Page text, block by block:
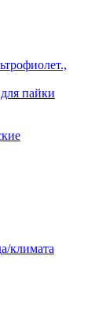
пайки
климата